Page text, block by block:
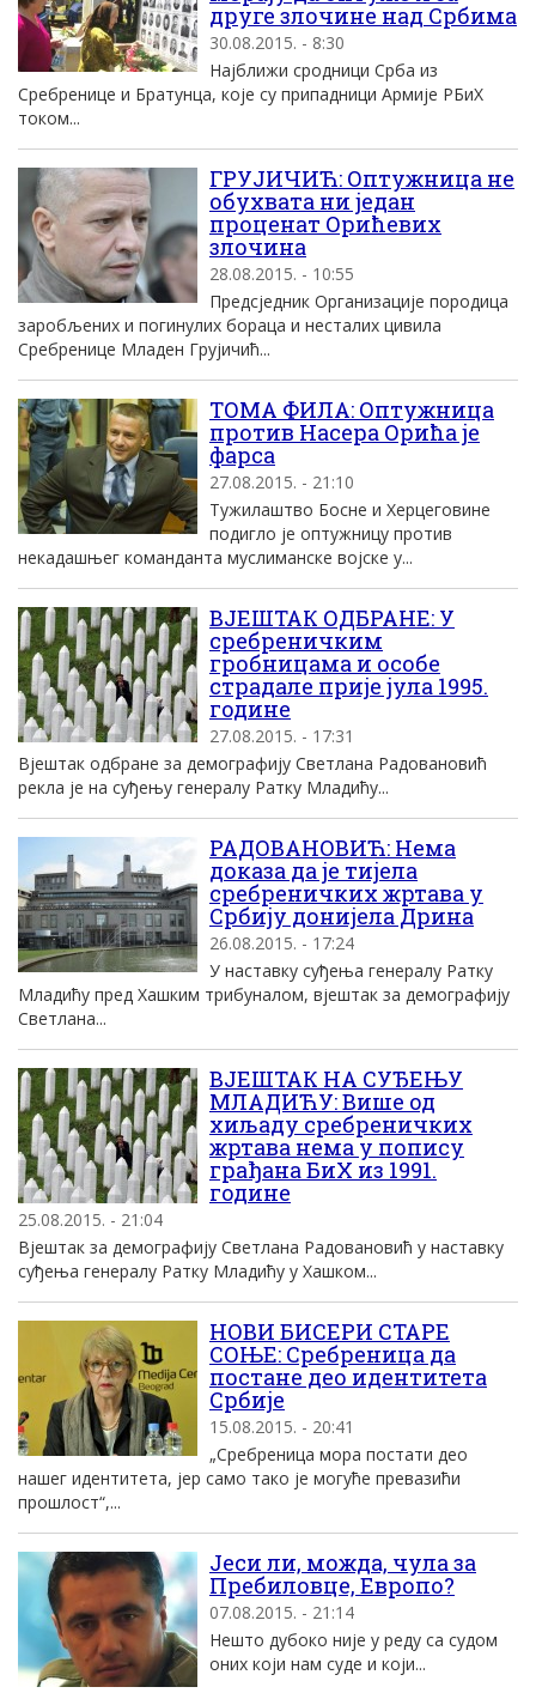
друге злочине над Србима
30.08.2015. - 8:30
Најближи сродници Срба из
Сребренице и Братунца, које су припадници Армије РБиХ
током...
ГРУЈИЧИЋ: Оптужница не
обухвата ни један
проценат Орићевих
злочина
28.08.2015. - 10:55
Предсједник Организације породица
заробљених и погинулих бораца и несталих цивила
Сребренице Младен Грујичић...
ТОМА ФИЛА: Оптужница
против Насера Орића је
фарса
27.08.2015. - 21:10
Тужилаштво Босне и Херцеговине
подигло је оптужницу против
некадашњег команданта муслиманске војске у...
ВЈЕШТАК ОДБРАНЕ: У
сребреничким
гробницама и особе
страдале прије јула 1995.
године
27.08.2015. - 17:31
Вјештак одбране за демографију Светлана Радовановић
рекла је на суђењу генералу Ратку Младићу...
РАДОВАНОВИЋ: Нема
доказа да је тијела
сребреничких жртава у
Србију донијела Дрина
26.08.2015. - 17:24
У наставку суђења генералу Ратку
Младићу пред Хашким трибуналом, вјештак за демографију
Светлана...
ВЈЕШТАК НА СУЂЕЊУ
МЛАДИЋУ: Више од
хиљаду сребреничких
жртава нема у попису
грађана БиХ из 1991.
године
25.08.2015. - 21:04
Вјештак за демографију Светлана Радовановић у наставку
суђења генералу Ратку Младићу у Хашком...
НОВИ БИСЕРИ СТАРЕ
СОЊЕ: Сребреница да
постане део идентитета
Србије
15.08.2015. - 20:41
„Сребреница мора постати део
нашег идентитета, јер само тако је могуће превазићи
прошлост“,...
Јеси ли, можда, чула за
Пребиловце, Европо?
07.08.2015. - 21:14
Нешто дубоко није у реду са судом
оних који нам суде и који...